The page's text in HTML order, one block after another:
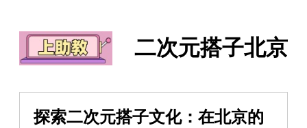
二次元搭子北京
探索二次元搭子文化：在北京的